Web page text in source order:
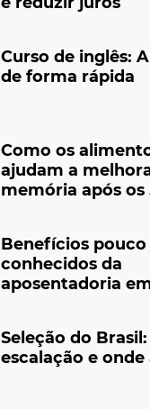
Curso de inglês:
de forma rápida
Como os
ajudam a
memória após os
Benefícios pouco
conhecidos da
aposentadoria
Seleção do Brasil:
escalação e onde